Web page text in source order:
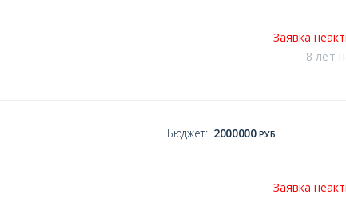
Заявка
8 лет
Бюджет: 2000000РУБ.
Заявка